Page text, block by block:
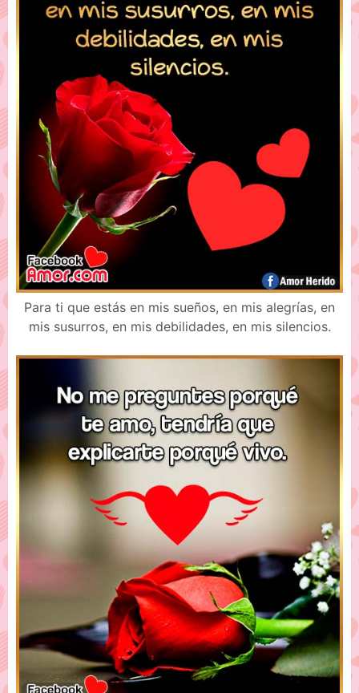
Para ti que estás en mis sueños, en mis alegrías, en
mis susurros, en mis debilidades, en mis silencios.